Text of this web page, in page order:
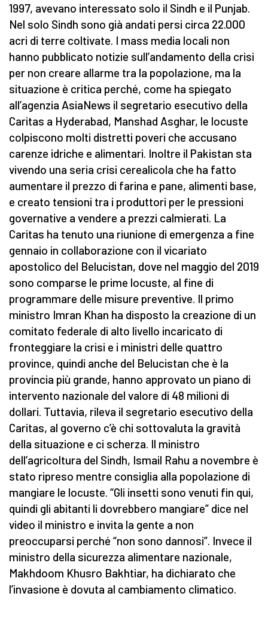
1997, avevano interessato solo il Sindh e il Punjab.
Nel solo Sindh sono già andati persi circa 22.000
acri di terre coltivate. I mass media locali non
hanno pubblicato notizie sull’andamento della crisi
per non creare allarme tra la popolazione, ma la
situazione è critica perché, come ha spiegato
all’agenzia AsiaNews il segretario esecutivo della
Caritas a Hyderabad, Manshad Asghar, le locuste
colpiscono molti distretti poveri che accusano
carenze idriche e alimentari. Inoltre il Pakistan sta
vivendo una seria crisi cerealicola che ha fatto
aumentare il prezzo di farina e pane, alimenti base,
e creato tensioni tra i produttori per le pressioni
governative a vendere a prezzi calmierati. La
Caritas ha tenuto una riunione di emergenza a fine
gennaio in collaborazione con il vicariato
apostolico del Belucistan, dove nel maggio del 2019
sono comparse le prime locuste, al fine di
programmare delle misure preventive. Il primo
ministro Imran Khan ha disposto la creazione di un
comitato federale di alto livello incaricato di
fronteggiare la crisi e i ministri delle quattro
province, quindi anche del Belucistan che è la
provincia più grande, hanno approvato un piano di
intervento nazionale del valore di 48 milioni di
dollari. Tuttavia, rileva il segretario esecutivo della
Caritas, al governo c’è chi sottovaluta la gravità
della situazione e ci scherza. Il ministro
dell’agricoltura del Sindh, Ismail Rahu a novembre è
stato ripreso mentre consiglia alla popolazione di
mangiare le locuste. “Gli insetti sono venuti fin qui,
quindi gli abitanti li dovrebbero mangiare” dice nel
video il ministro e invita la gente a non
preoccuparsi perché “non sono dannosi”. Invece il
ministro della sicurezza alimentare nazionale,
Makhdoom Khusro Bakhtiar, ha dichiarato che
l’invasione è dovuta al cambiamento climatico.